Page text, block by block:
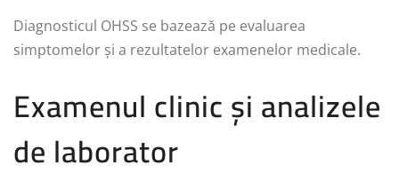
Diagnosticul OHSS se bazează pe evaluarea
simptomelor și a rezultatelor examenelor medicale.
Examenul clinic și analizele
de laborator